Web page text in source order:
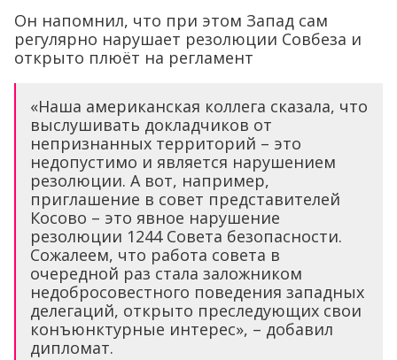
Он напомнил, что при этом Запад сам
регулярно нарушает резолюции Совбеза и
открыто плюёт на регламент
«Наша американская коллега сказала, что
выслушивать докладчиков от
непризнанных территорий – это
недопустимо и является нарушением
резолюции. А вот, например,
приглашение в совет представителей
Косово – это явное нарушение
резолюции 1244 Совета безопасности.
Сожалеем, что работа совета в
очередной раз стала заложником
недобросовестного поведения западных
делегаций, открыто преследующих свои
конъюнктурные интерес», – добавил
дипломат.